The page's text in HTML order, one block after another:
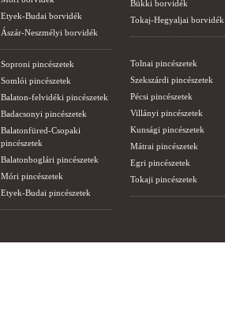
Etyek-Budai borvidék
Ászár-Neszmélyi borvidék
Soproni pincészetek
Somlói pincészetek
Balaton-felvidéki pincészetek
Badacsonyi pincészetek
Balatonfüred-Csopaki
pincészetek
Balatonboglári pincészetek
Móri pincészetek
Etyek-Budai pincészetek
Bükki borvidék
Tokaj-Hegyaljai borvidék
Tolnai pincészetek
Szekszárdi pincészetek
Pécsi pincészetek
Villányi pincészetek
Kunsági pincészetek
Mátrai pincészetek
Egri pincészetek
Tokaji pincészetek